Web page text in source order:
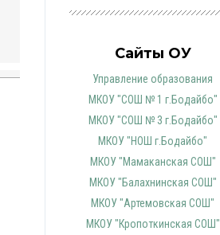
Сайты ОУ
Управление образования
МКОУ "СОШ № 1 г.Бодайбо"
МКОУ "СОШ № 3 г.Бодайбо"
МКОУ "НОШ г.Бодайбо"
МКОУ "Мамаканская СОШ"
МКОУ "Балахнинская СОШ"
МКОУ "Артемовская СОШ"
МКОУ "Кропоткинская СОШ"